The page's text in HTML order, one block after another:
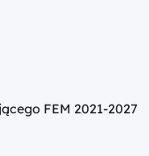
FEM 2021-2027